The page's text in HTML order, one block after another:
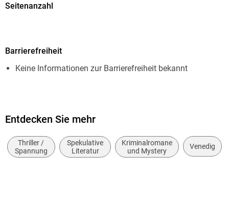
Seitenanzahl
0,96 MB
Reihe
Donna Leon
Werner Schmitz
Barrierefreiheit
Keine Informationen zur Barrierefreiheit bekannt
Entdecken Sie mehr
Thriller /
Spannung
Spekulative
Literatur
Kriminalromane
und Mystery
Venedig